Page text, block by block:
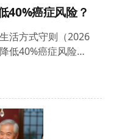
40%癌症风险？
活方式守则（2026
低40%癌症风险的
础，并提供个性化
据支持的解答，帮